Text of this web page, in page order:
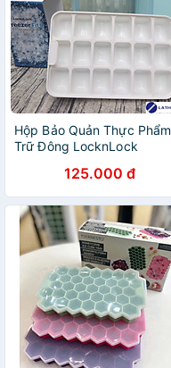
Hộp Bảo Quản Thực
Trữ Đông LocknLock
Viên Sản Xuất Hàn Quốc
-1.65L
125.000 đ